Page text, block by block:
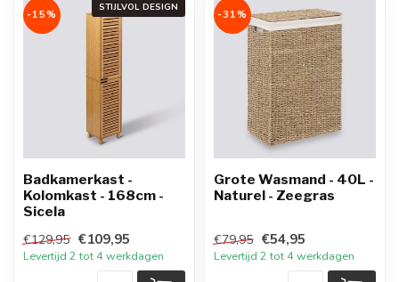
STIJLVOL DESIGN
-15%
Badkamerkast -
Kolomkast - 168cm -
Sicela
€129,95 €109,95
Levertijd 2 tot 4 werkdagen
-31%
Grote Wasmand - 40L -
Naturel - Zeegras
€79,95 €54,95
Levertijd 2 tot 4 werkdagen